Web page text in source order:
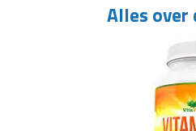
Alles over